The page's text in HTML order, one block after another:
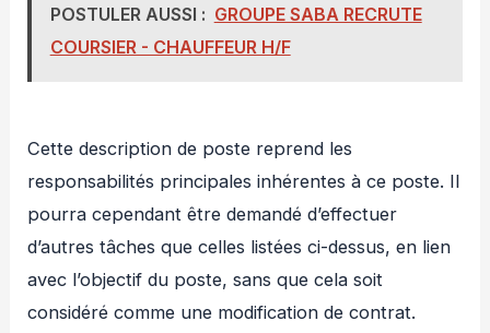
POSTULER AUSSI : GROUPE SABA RECRUTE
COURSIER - CHAUFFEUR H/F
Cette description de poste reprend les
responsabilités principales inhérentes à ce poste. Il
pourra cependant être demandé d’effectuer
d’autres tâches que celles listées ci-dessus, en lien
avec l’objectif du poste, sans que cela soit
considéré comme une modification de contrat.